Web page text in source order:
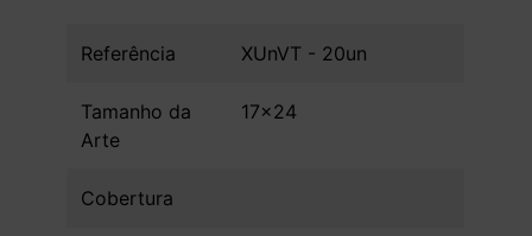
Referência XUnVT - 20un
Tamanho da
Arte
17x24
Cobertura